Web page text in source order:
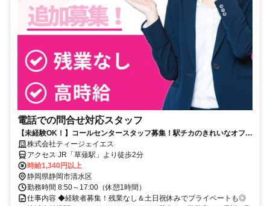
電話での問合せ対応スタッフ
【未経験OK！】コールセンタースタッフ募集！駅チカのきれいなオフィ
ス★株式会社ティージェイエス
アクセス JR「草薙駅」より徒歩2分
時給1,340円以上
静岡県静岡市清水区
勤務時間 8:50～17:00（休憩1時間）
仕事内容 ◆経験者募集！残業なし＆土日祝休みでプライベートも◎